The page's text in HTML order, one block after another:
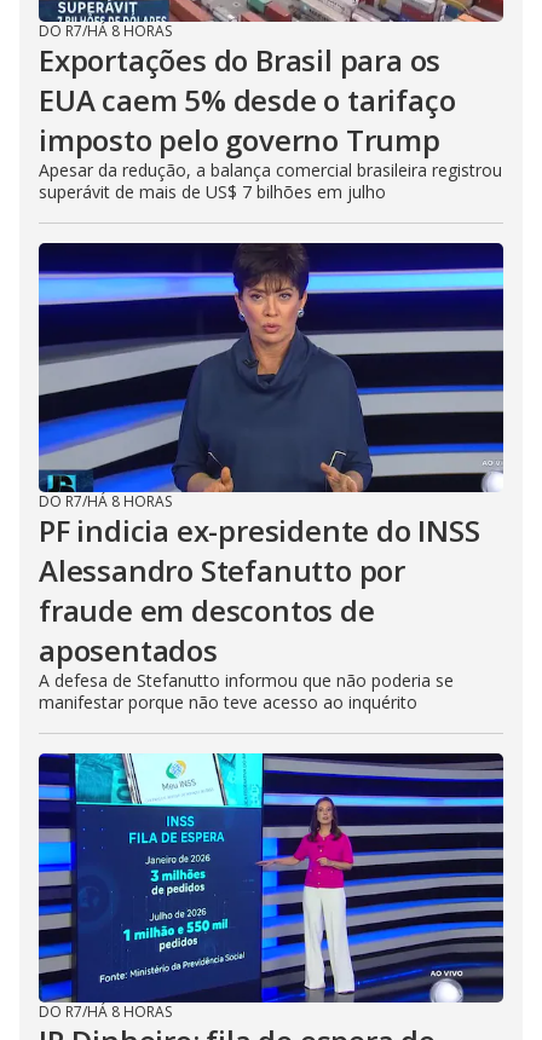
DO R7/HÁ 8 HORAS
Exportações do Brasil para os
EUA caem 5% desde o tarifaço
imposto pelo governo Trump
Apesar da redução, a balança comercial brasileira registrou
superávit de mais de US$ 7 bilhões em julho
DO R7/HÁ 8 HORAS
PF indicia ex-presidente do INSS
Alessandro Stefanutto por
fraude em descontos de
aposentados
A defesa de Stefanutto informou que não poderia se
manifestar porque não teve acesso ao inquérito
DO R7/HÁ 8 HORAS